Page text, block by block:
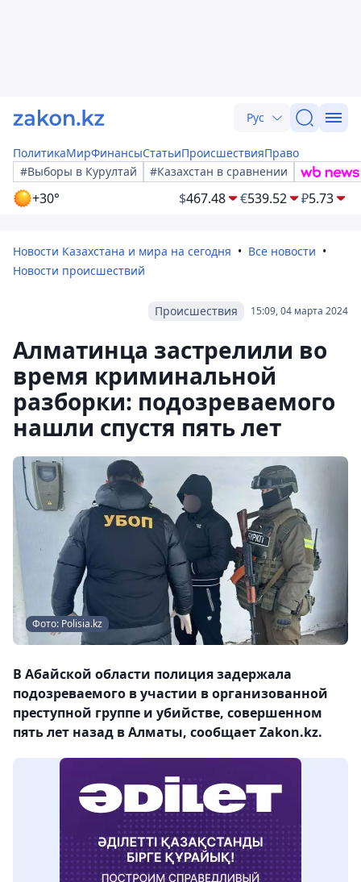
Рус
ПолитикаМирФинансыСтатьиПроисшествияПраво
#Выборы в Курултай
#Казахстан в сравнении
+30° $467.48 €539.52 ₽5.73
Новости Казахстана и мира на сегодня
Все новости
Новости происшествий
15:09, 04 марта 2024
Происшествия
Алматинца застрелили во
время криминальной
разборки: подозреваемого
нашли спустя пять лет
Фото: Polisia.kz
В Абайской области полиция задержала
подозреваемого в участии в организованной
преступной группе и убийстве, совершенном
пять лет назад в Алматы, сообщает Zakon.kz.